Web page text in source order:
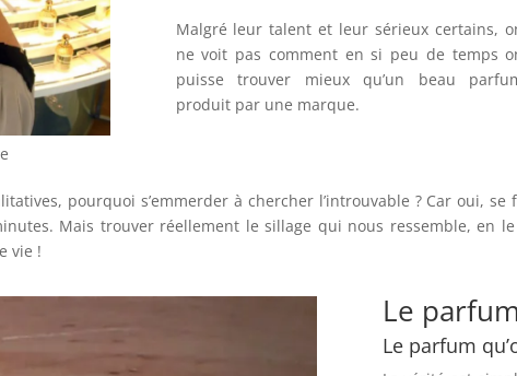
Malgré leur talent et leur sérieux certains,
ne voit pas comment en si peu de temps
puisse trouver mieux qu’un beau
produit par une marque.
pourquoi s’emmerder à chercher l’introuvable ? Car oui,
Mais trouver réellement le sillage qui nous ressemble, en le
vie !
Le
Le parfum